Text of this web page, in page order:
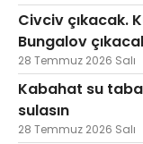
Civciv çıkacak.
Bungalov
28 Temmuz 2026 Salı
Kabahat su
sulasın
28 Temmuz 2026 Salı